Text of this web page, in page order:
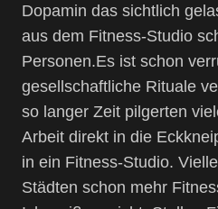
Dopamin das sichtlich
aus dem Fitness-Studio
Personen.Es ist schon
gesellschaftliche Rituale
so langer Zeit pilgerten
Arbeit direkt in die
in ein Fitness-Studio.
Städten schon mehr